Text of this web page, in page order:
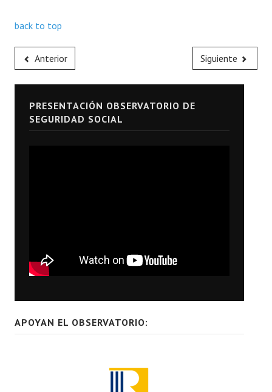
back to top
Anterior Siguiente
PRESENTACIÓN OBSERVATORIO DE
SEGURIDAD SOCIAL
APOYAN EL OBSERVATORIO: